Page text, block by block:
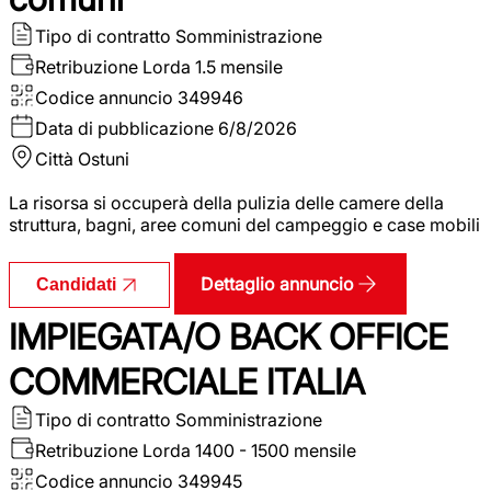
Tipo di contratto Somministrazione
Retribuzione Lorda 1.5 mensile
Codice annuncio 349946
Data di pubblicazione 6/8/2026
Città Ostuni
La risorsa si occuperà della pulizia delle camere della
struttura, bagni, aree comuni del campeggio e case mobili
Candidati Dettaglio annuncio
IMPIEGATA/O BACK OFFICE
COMMERCIALE ITALIA
Tipo di contratto Somministrazione
Retribuzione Lorda 1400 - 1500 mensile
Codice annuncio 349945